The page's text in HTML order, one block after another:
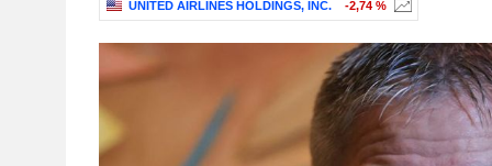
UNITED AIRLINES HOLDINGS, INC. -2,74 %